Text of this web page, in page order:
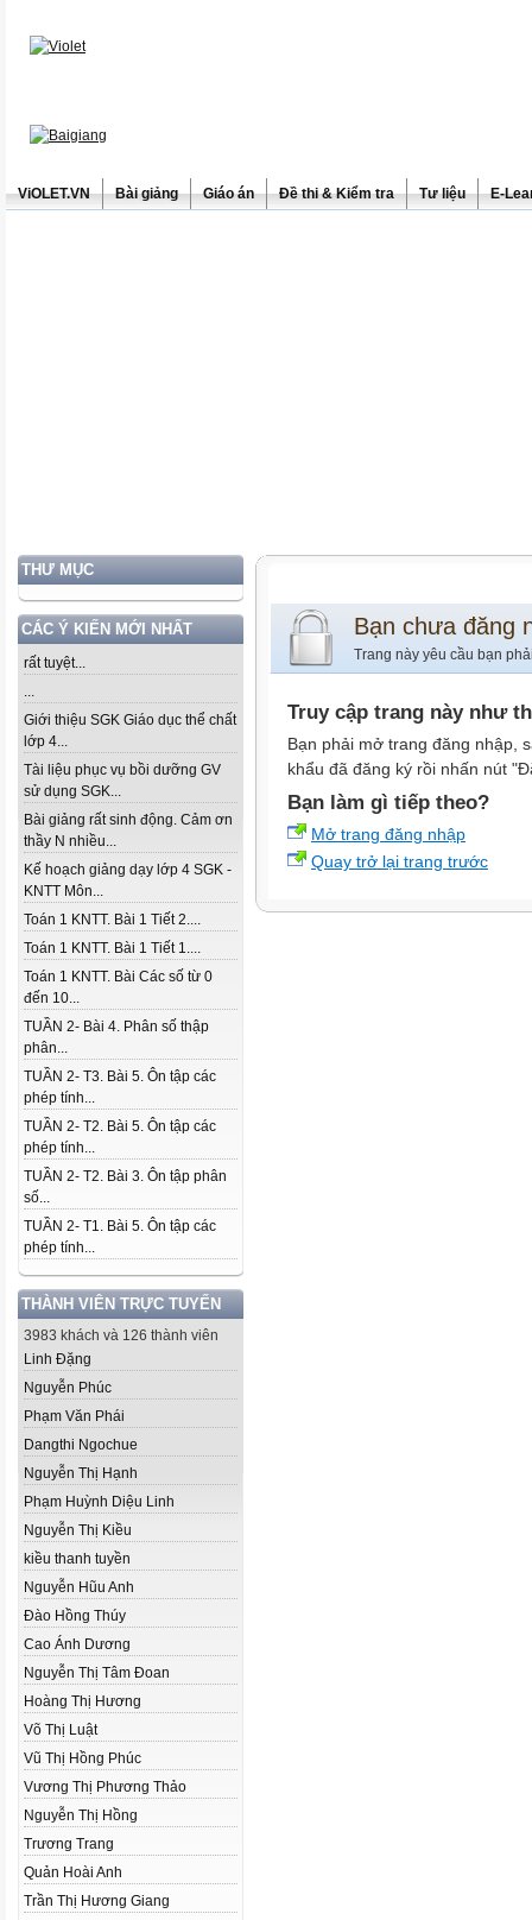
ViOLET.VN Bài giảng Giáo án Đề thi & Kiểm tra Tư liệu E-
THƯ MỤC
CÁC Ý KIẾN MỚI NHẤT
rất tuyệt...
...
Giới thiệu SGK Giáo dục thể chất
lớp 4...
Tài liệu phục vụ bồi dưỡng GV
sử dụng SGK...
Bài giảng rất sinh động. Cảm ơn
thầy N nhiều...
Kế hoạch giảng dạy lớp 4 SGK -
KNTT Môn...
Toán 1 KNTT. Bài 1 Tiết 2....
Toán 1 KNTT. Bài 1 Tiết 1....
Toán 1 KNTT. Bài Các số từ 0
đến 10...
TUẦN 2- Bài 4. Phân số thập
phân...
TUẦN 2- T3. Bài 5. Ôn tập các
phép tính...
TUẦN 2- T2. Bài 5. Ôn tập các
phép tính...
TUẦN 2- T2. Bài 3. Ôn tập phân
số...
TUẦN 2- T1. Bài 5. Ôn tập các
phép tính...
THÀNH VIÊN TRỰC TUYẾN
3983 khách và 126 thành viên
Linh Đặng
Nguyễn Phúc
Phạm Văn Phái
Dangthi Ngochue
Nguyễn Thị Hạnh
Phạm Huỳnh Diệu Linh
Nguyễn Thị Kiều
kiều thanh tuyền
Nguyễn Hũu Anh
Đào Hồng Thúy
Cao Ánh Dương
Nguyễn Thị Tâm Đoan
Hoàng Thị Hương
Võ Thị Luật
Vũ Thị Hồng Phúc
Vương Thị Phương Thảo
Nguyễn Thị Hồng
Trương Trang
Quản Hoài Anh
Trần Thị Hương Giang
Bạn chưa đăng
Trang này yêu cầu bạn
Truy cập trang này như
Bạn phải mở trang đăng nhập,
khẩu đã đăng ký rồi nhấn nút
Bạn làm gì tiếp theo?
Mở trang đăng nhập
Quay trở lại trang trước